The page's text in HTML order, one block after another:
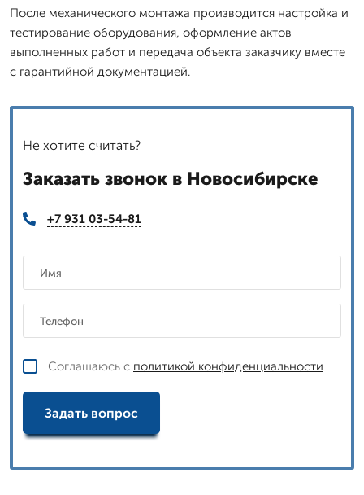
После механического монтажа производится настройка и
тестирование оборудования, оформление актов
выполненных работ и передача объекта заказчику вместе
с гарантийной документацией.
Не хотите считать?
Заказать звонок в Новосибирске
+7 931 03-54-81
Соглашаюсь с политикой конфиденциальности
Задать вопрос